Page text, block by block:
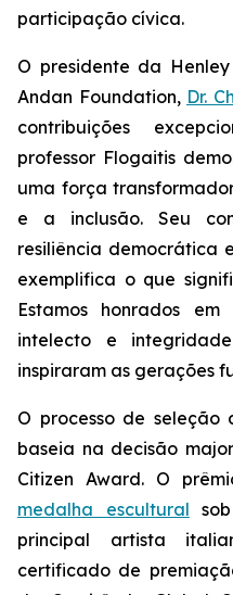
participação cívica.
O presidente da
Andan Foundation, Dr.
contribuições
professor Flogaitis
uma força
e a inclusão. Seu
resiliência democrática
exemplifica o que
Estamos honrados
intelecto e
inspiraram as gerações
O processo de seleção
baseia na decisão
Citizen Award. O
medalha escultural
principal artista
certificado de